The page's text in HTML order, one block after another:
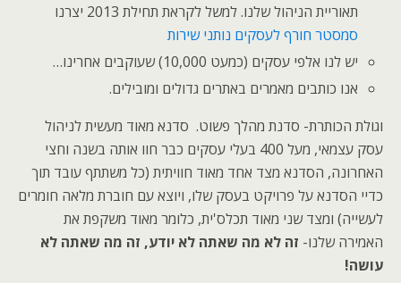
תאוריית הניהול שלנו. למשל לקראת תחילת 2013 יצרנו
סמסטר חורף לעסקים נותני שירות
יש לנו אלפי עסקים (כמעט 10,000) שעוקבים אחרינו…
אנו כותבים מאמרים באתרים גדולים ומובילים.
וגולת הכותרת- סדנת מהלך פשוט. סדנא מאוד מעשית לניהול
עסק עצמאי, מעל 400 בעלי עסקים כבר חוו אותה בשנה וחצי
האחרונה, הסדנא מצד אחד מאוד חוויתית (כל משתתף עובד תוך
כדיי הסדנא על פרויקט בעסק שלו, ויוצא עם חוברת מלאה חומרים
לעשייה) ומצד שני מאוד תכלס'ית, כלומר מאוד משקפת את
האמירה שלנו- זה לא מה שאתה לא יודע, זה מה שאתה לא
עושה!